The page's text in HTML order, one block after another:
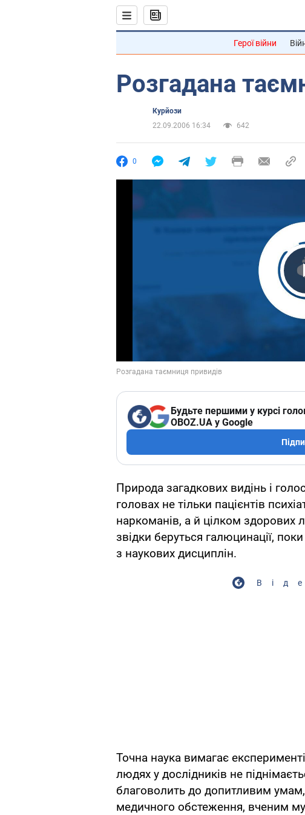
Герої війни
Розгадана
Курйози
22.09.2006 16:34
642
0
Будьте першими у курсі
OBOZ.UA у Google
Природа загадкових видінь і
головах не тільки пацієнтів
наркоманів, а й цілком здорових
звідки беруться галюцинації,
з наукових дисциплін.
Точна наука вимагає
людях у дослідників не
благоволить до допитливим умам,
медичного обстеження, вченим